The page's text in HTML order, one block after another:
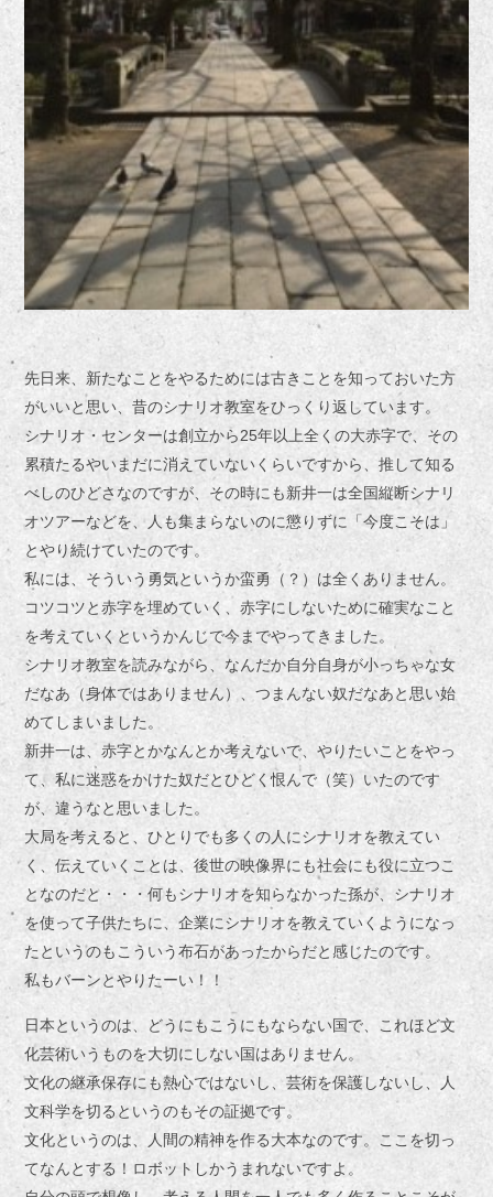
先日来、新たなことをやるためには古きことを知っておいた方
がいいと思い、昔のシナリオ教室をひっくり返しています。
シナリオ・センターは創立から25年以上全くの大赤字で、その
累積たるやいまだに消えていないくらいですから、推して知る
べしのひどさなのですが、その時にも新井一は全国縦断シナリ
オツアーなどを、人も集まらないのに懲りずに「今度こそは」
とやり続けていたのです。
私には、そういう勇気というか蛮勇（？）は全くありません。
コツコツと赤字を埋めていく、赤字にしないために確実なこと
を考えていくというかんじで今までやってきました。
シナリオ教室を読みながら、なんだか自分自身が小っちゃな女
だなあ（身体ではありません）、つまんない奴だなあと思い始
めてしまいました。
新井一は、赤字とかなんとか考えないで、やりたいことをやっ
て、私に迷惑をかけた奴だとひどく恨んで（笑）いたのです
が、違うなと思いました。
大局を考えると、ひとりでも多くの人にシナリオを教えてい
く、伝えていくことは、後世の映像界にも社会にも役に立つこ
となのだと・・・何もシナリオを知らなかった孫が、シナリオ
を使って子供たちに、企業にシナリオを教えていくようになっ
たというのもこういう布石があったからだと感じたのです。
私もバーンとやりたーい！！
日本というのは、どうにもこうにもならない国で、これほど文
化芸術いうものを大切にしない国はありません。
文化の継承保存にも熱心ではないし、芸術を保護しないし、人
文科学を切るというのもその証拠です。
文化というのは、人間の精神を作る大本なのです。ここを切っ
てなんとする！ロボットしかうまれないですよ。